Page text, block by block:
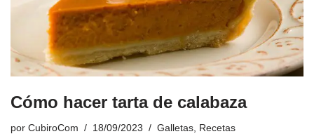
Cómo hacer tarta de calabaza
por CubiroCom 18/09/2023 Galletas Recetas